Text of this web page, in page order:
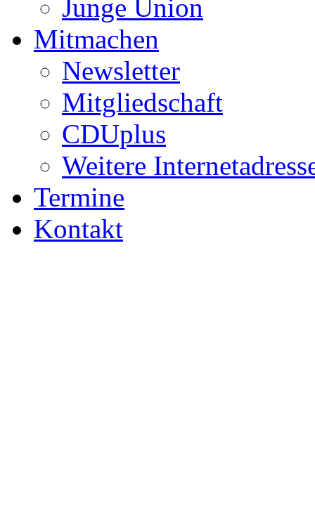
Junge Union
Mitmachen
Newsletter
Mitgliedschaft
CDUplus
Weitere
Termine
Kontakt